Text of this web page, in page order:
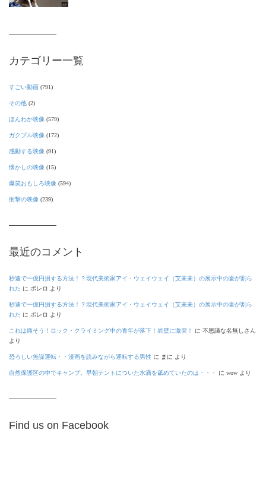
カテゴリー一覧
すごい動画 (791)
その他 (2)
ほんわか映像 (579)
ガクブル映像 (172)
感動する映像 (91)
懐かしの映像 (15)
爆笑おもしろ映像 (594)
衝撃の映像 (239)
最近のコメント
秒速で一億円損する方法！？現代美術家アイ・ウェイウェイ（艾未未）の展示中の壷が割ら
れた に ボレロ より
秒速で一億円損する方法！？現代美術家アイ・ウェイウェイ（艾未未）の展示中の壷が割ら
れた に ボレロ より
これは痛そう！ロック・クライミング中の青年が落下！岩壁に激突！ に 不思議な名無しさん
より
恐ろしい無謀運転・・漫画を読みながら運転する男性 に まに より
自然保護区の中でキャンプ。早朝テントについた水滴を舐めていたのは・・・ に wow より
Find us on Facebook